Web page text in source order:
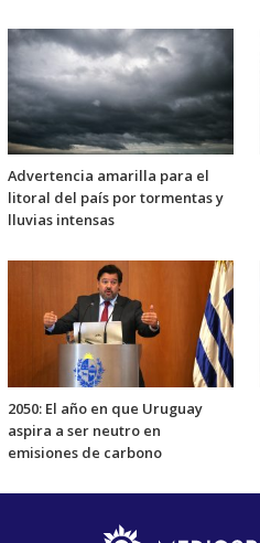
Advertencia amarilla para el
litoral del país por tormentas y
lluvias intensas
2050: El año en que Uruguay
aspira a ser neutro en
emisiones de carbono